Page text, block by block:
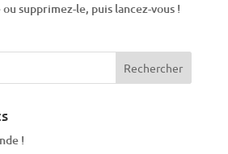
supprimez-le, puis lancez-vous !
!